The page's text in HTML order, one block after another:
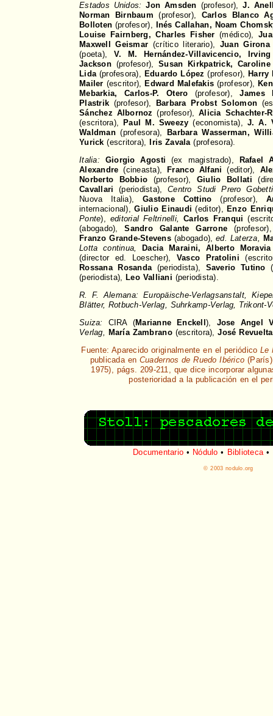
Estados Unidos: Jon Amsden (profesor),J.
Norman Birnbaum (profesor), Carlos Blanco
Bolloten (profesor),
Inés Callahan, Noam
Louise Fairnberg, Charles Fisher (médico),
Maxwell Geismar (crítico literario), Juan Girona
(poeta), V. M. Hernández-Villavicencio,
Jackson(profesor),Susan Kirkpatrick,
Lida(profesora), Eduardo López (profesor),
Mailer (escritor), Edward Malefakis (profesor),
Mebarkia, Carlos-P. Otero (profesor),James
Plastrik (profesor), Barbara Probst Solomon
Sánchez Albornoz (profesor),Alicia Schachter-
(escritora),
Paul M. Sweezy (economista), J. A.
Waldman(profesora),
Barbara Wasserman,
Yurick (escritora), Iris Zavala(profesora).
Italia:
Giorgio Agosti (ex magistrado),
Rafael
Alexandre (cineasta), Franco Alfani (editor),
Norberto Bobbio (profesor), Giulio Bollati
Cavallari (periodista),Centro Studi Prero
Nuova Italia),Gastone Cottino (profesor),
internacional),Giulio Einaudi (editor), Enzo
Ponte), editorial Feltrinelli, Carlos Franqui
(abogado),Sandro Galante Garrone
Franzo Grande-Stevens (abogado),ed. Laterza,
Lotta continua,
Dacia Maraini, Alberto Moravia
(director ed. Loescher), Vasco Pratolini
Rossana Rosanda(periodista), Saverio Tutino
(periodista), Leo Valliani (periodista).
R. F. Alemana:
Europäische-Verlagsanstalt,
Blätter, Rotbuch-Verlag, Suhrkamp-Verlag, Trikont-
Suiza:
CIRA (Marianne Enckell ), Jose Angel
Verlag, María Zambrano(escritora),José
Fuente: Aparecido originalmente en el periódicoLe
publicada en Cuadernos de Ruedo Ibérico
1975), págs. 209-211, que dice incorporar
posterioridad a la publicación en el
Documentario • Nódulo • Biblioteca•
© 2003 nodulo.org